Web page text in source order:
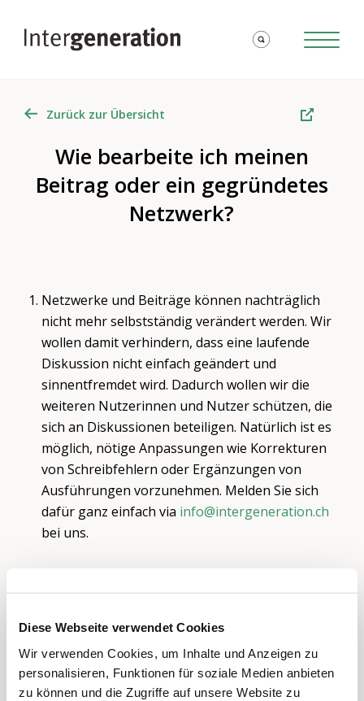
Diese Webseite verwendet Cookies
Wir verwenden Cookies, um Inhalte und Anzeigen zu
personalisieren, Funktionen für soziale Medien anbieten
zu können und die Zugriffe auf unsere Website zu
Zurück zur Übersicht
Wie bearbeite ich meinen
Beitrag oder ein gegründetes
Netzwerk?
Netzwerke und Beiträge können nachträglich
nicht mehr selbstständig verändert werden. Wir
wollen damit verhindern, dass eine laufende
Diskussion nicht einfach geändert und
sinnentfremdet wird. Dadurch wollen wir die
weiteren Nutzerinnen und Nutzer schützen, die
sich an Diskussionen beteiligen. Natürlich ist es
möglich, nötige Anpassungen wie Korrekturen
von Schreibfehlern oder Ergänzungen von
Ausführungen vorzunehmen. Melden Sie sich
dafür ganz einfach via info@intergeneration.ch
bei uns.